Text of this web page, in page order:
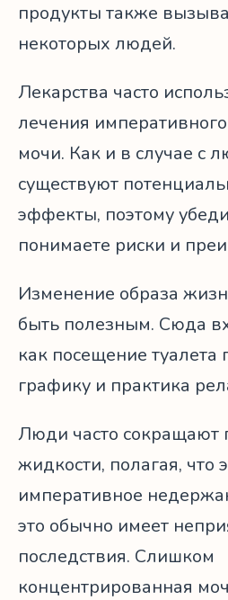
продукты также
некоторых людей.
Лекарства часто
лечения
мочи. Как и в случае с
существуют
эффекты, поэтому
понимаете риски и
Изменение образа
быть полезным. Сюда
как посещение
графику и практика
Люди часто сокращают
жидкости, полагая, что
императивное
это обычно имеет
последствия. Слишком
концентрированная